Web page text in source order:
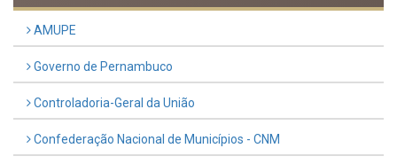
AMUPE
Governo de Pernambuco
Controladoria-Geral da União
Confederação Nacional de Municípios - CNM